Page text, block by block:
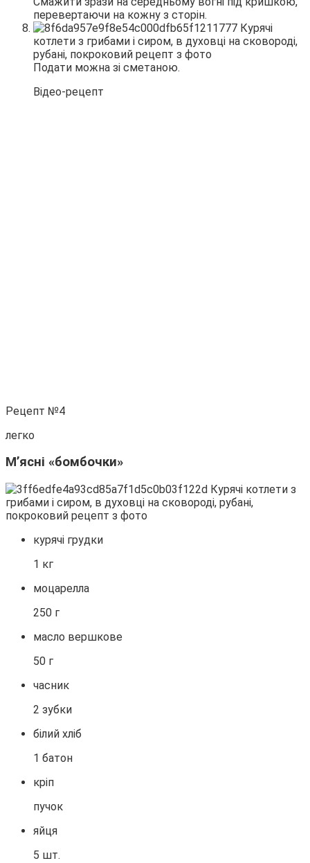
перевертаючи на кожну з сторін.
Подати можна зі сметаною.
Відео-рецепт
Рецепт №4
легко
М’ясні «бомбочки»
курячі грудки
1 кг
моцарелла
250 г
масло вершкове
50 г
часник
2 зубки
білий хліб
1 батон
кріп
пучок
яйця
5 шт.